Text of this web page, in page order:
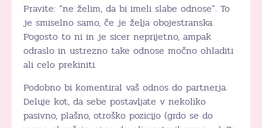
Pravite: “ne želim, da bi imeli slabe odnose”. To
je smiselno samo, če je želja obojestranska.
Pogosto to ni in je sicer neprijetno, ampak
odraslo in ustrezno take odnose močno ohladiti
ali celo prekiniti.
Podobno bi komentiral vaš odnos do partnerja.
Deluje kot, da sebe postavljate v nekoliko
pasivno, plašno, otroško pozicijo (grdo se do